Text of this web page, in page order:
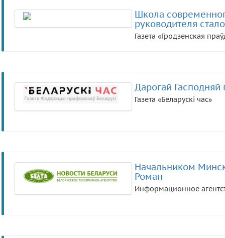
Школа
руководителя
Газета «Гродзенская
Дарогай
Газета «Беларускі час»
Начальником
Роман
Информационное